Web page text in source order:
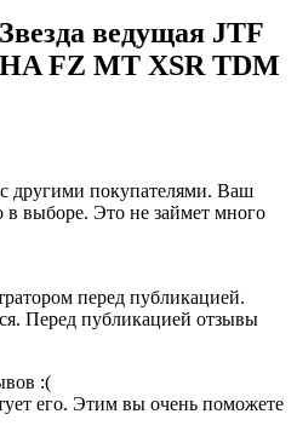
Звезда ведущая JTF
FZ MT XSR TDM
другими покупателями. Ваш
выборе. Это не займет много
перед публикацией.
Перед публикацией отзывы
:(
его. Этим вы очень поможете